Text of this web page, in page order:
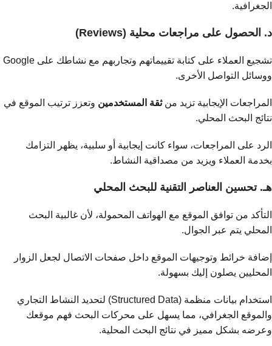
الجغرافية.
د. الحصول على مراجعات محلية (Reviews)
تشجيع العملاء على كتابة تقييماتهم وتجاربهم مع نشاطك على Google
ووسائل التواصل الأخرى.
المراجعات الإيجابية تزيد منثقة المستخدمين وتعزز ترتيب الموقع في
نتائج البحث المحلي.
الرد على المراجعات، سواء كانت إيجابية أو سلبية، يظهر التزامك
بخدمة العملاء ويزيد من مصداقية النشاط.
هـ. تحسين العناصر التقنية للبحث المحلي
التأكد من توافق الموقع مع الهواتف المحمولة، لأن غالبية البحث
المحلي يتم عبر الجوال.
إضافة خرائط وتوجيهات الموقع داخل صفحات الاتصال لجعل الزوار
المحليين يصلون إليك بسهولة.
استخدام بيانات منظمة (Structured Data) لتحديد النشاط التجاري
والموقع الجغرافي، مما يسهل على محركات البحث فهم موقعك
وعرضه بشكل مميز في نتائج البحث المحلية.